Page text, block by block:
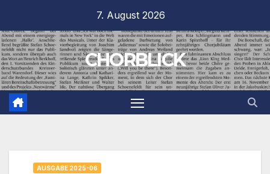
springen
7. August 2026
CHORBLICK
AUSGABE 2025-06